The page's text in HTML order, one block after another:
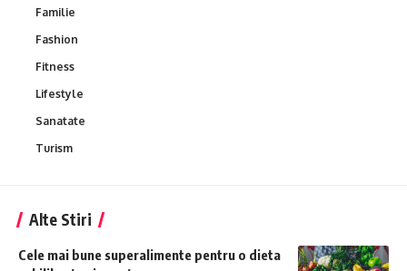
Familie
Fashion
Fitness
Lifestyle
Sanatate
Turism
Alte Stiri
Cele mai bune superalimente pentru o dieta